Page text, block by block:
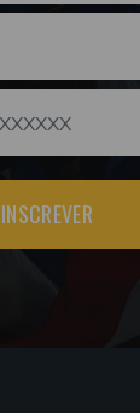
INSCREVER